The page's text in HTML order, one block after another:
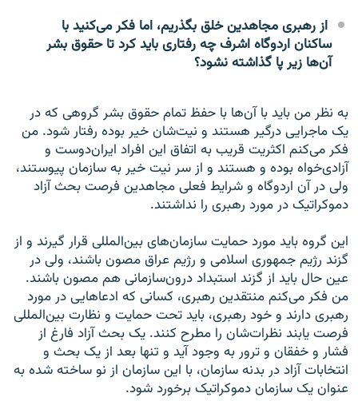
از رهبری مجاهدین خلق بگذریم، اما فکر می‌کنید با
ساکنان اردوگاه اشرف چه رفتاری باید کرد تا حقوق بشر
آن‌ها زیر پا گذاشته نشود؟
به نظر من باید با آن‌ها با حفظ تمام حقوق بشر گروهی که در
یک ماجرایی درگیر هستند و نیت‌شان خیر بوده رفتار شود. من
فکر می‌کنم اکثریت قریب به اتفاق این افراد ایران‌دوست و
آزادی‌خواه بوده و هستند و از سر نیت خیر به سازمان پیوستند،
ولی در آن اردوگاه و شرایط فعلی مجاهدین فرصت بحث آزاد
دموکراتیک در مورد رهبری را نداشتند.
این گروه باید مورد حمایت سازمان‌های بین‌المللی قرار گیرند و از
گزند رژیم جمهوری اسلامی و رژیم عراق مصون باشند، ولی در
عین حال باید از گزند استبداد درون‌سازمانی هم مصون باشند.
من فکر می‌کنم منتقدین رهبری، کسانی که ادعاهایی در مورد
رهبری دارند و خود رهبری، باید تحت حمایت و نظارت بین‌المللی
فرصت یابند نظرات‌شان را مطرح کنند. یک بحث آزاد فارغ از
فشار و خفقان و ترور به وجود آید و تنها بعد از یک بحث و
انتخابات آزاد در بدنه سازمان، با این سازمان از نو ساخته شده به
عنوان یک سازمان دموکراتیک برخورد شود.